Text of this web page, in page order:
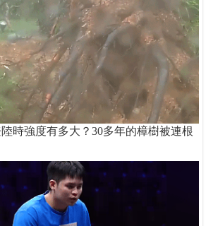
時強度有多大？30多年的樟樹被連根